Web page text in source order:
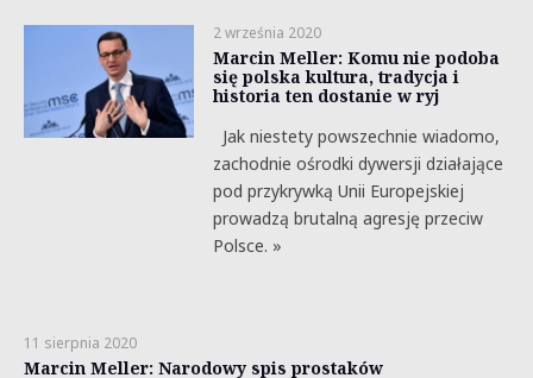
2 września 2020
Marcin Meller: Komu nie podoba
się polska kultura, tradycja i
historia ten dostanie w ryj
Jak niestety powszechnie wiadomo,
zachodnie ośrodki dywersji działające
pod przykrywką Unii Europejskiej
prowadzą brutalną agresję przeciw
Polsce. »
11 sierpnia 2020
Marcin Meller: Narodowy spis prostaków